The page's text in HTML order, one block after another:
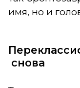
имя, но и
снова